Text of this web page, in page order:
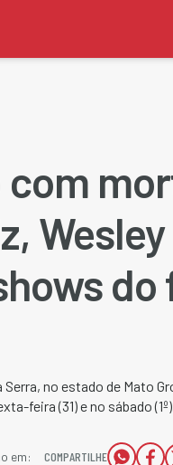
Wesley
do
Serra, no estado de Mato
feira (31) e no sábado
em:
COMPARTILHE